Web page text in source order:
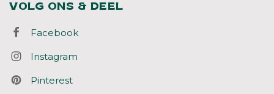
VOLG ONS & DEEL
Facebook
Instagram
Pinterest